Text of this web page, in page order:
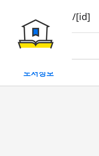
book/rent/[id]
대여
도서정보